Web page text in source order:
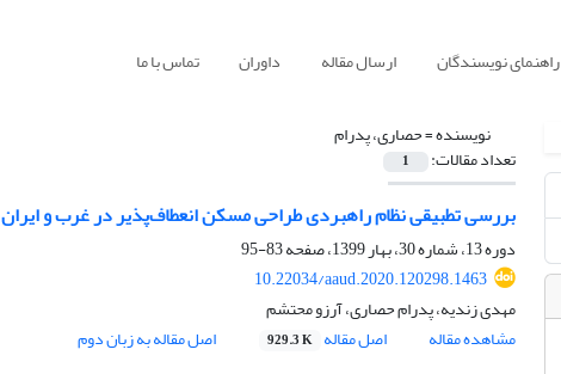
راهنمای نویسندگان ارسال مقاله داوران تماس با ما
نویسنده =حصاری، پدرام
تعداد مقالات: 1
بررسی تطبیقی نظام راهبردی طراحی مسکن انعطاف‌پذیر در غرب و ایران
دوره 13، شماره 30، بهار 1399، صفحه
83-95
10.22034/aaud.2020.120298.1463
مهدی زندیه، پدرام حصاری، آرزو محتشم
مشاهده مقاله
اصل مقاله 929.3 K اصل مقاله به زبان دوم